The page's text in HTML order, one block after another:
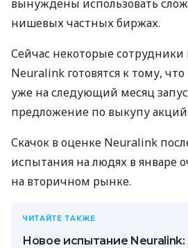
вынуждены использовать
нишевых частных биржах.
Сейчас некоторые
Neuralink готовятся к тому,
уже на следующий месяц
предложение по выкупу акций
Скачок в оценке Neuralink
испытания на людях в январе
на вторичном рынке.
ЧИТАЙТЕ ТАКЖЕ
Новое испытание